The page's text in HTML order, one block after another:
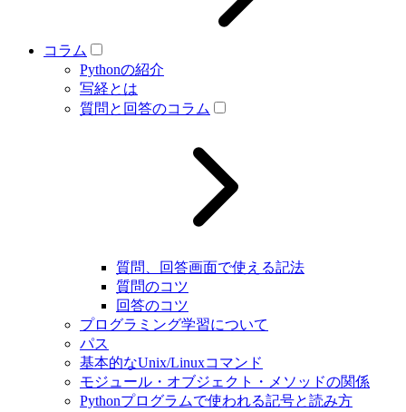
コラム
Pythonの紹介
写経とは
質問と回答のコラム
質問、回答画面で使える記法
質問のコツ
回答のコツ
プログラミング学習について
パス
基本的なUnix/Linuxコマンド
モジュール・オブジェクト・メソッドの関係
Pythonプログラムで使われる記号と読み方